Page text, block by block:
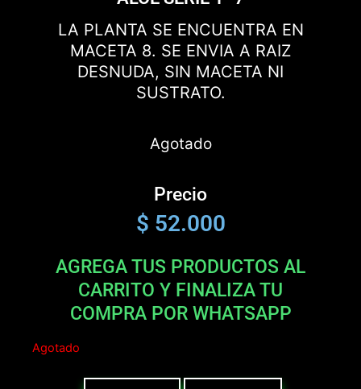
LA PLANTA SE ENCUENTRA EN
MACETA 8. SE ENVIA A RAIZ
DESNUDA, SIN MACETA NI
SUSTRATO.
Agotado
Precio
$ 52.000
AGREGA TUS PRODUCTOS AL
CARRITO Y FINALIZA TU
COMPRA POR WHATSAPP
Agotado